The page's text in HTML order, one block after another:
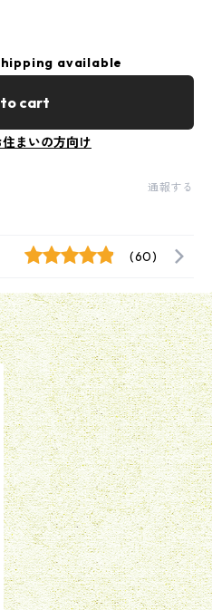
available
cart
まいの方向け
通報する
(60)